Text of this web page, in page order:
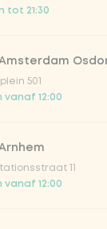
tot 21:30
501
vanaf 12:00
11
vanaf 12:00